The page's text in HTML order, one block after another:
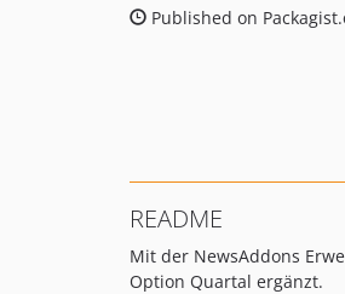
Published on
README
Mit der NewsAddons
Option Quartal ergänzt.